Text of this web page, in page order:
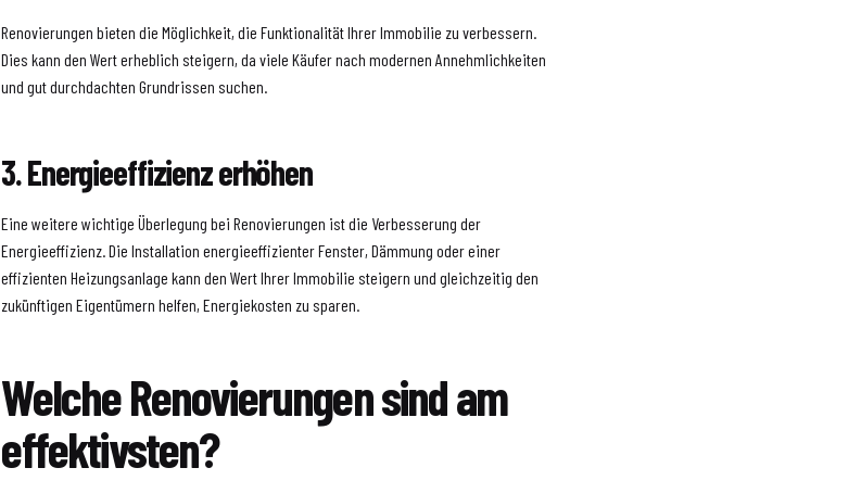
Renovierungen bieten die Möglichkeit, die Funktionalität Ihrer Immobilie zu verbessern.
Dies kann den Wert erheblich steigern, da viele Käufer nach modernen Annehmlichkeiten
und gut durchdachten Grundrissen suchen.
3. Energieeffizienz erhöhen
Eine weitere wichtige Überlegung bei Renovierungen ist die Verbesserung der
Energieeffizienz. Die Installation energieeffizienter Fenster, Dämmung oder einer
effizienten Heizungsanlage kann den Wert Ihrer Immobilie steigern und gleichzeitig den
zukünftigen Eigentümern helfen, Energiekosten zu sparen.
Welche Renovierungen sind am
effektivsten?